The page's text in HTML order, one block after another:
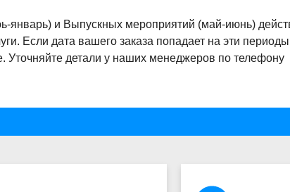
январь) и Выпускных мероприятий (май-июнь)
Если дата вашего заказа попадает на эти
Уточняйте детали у наших менеджеров по телефону